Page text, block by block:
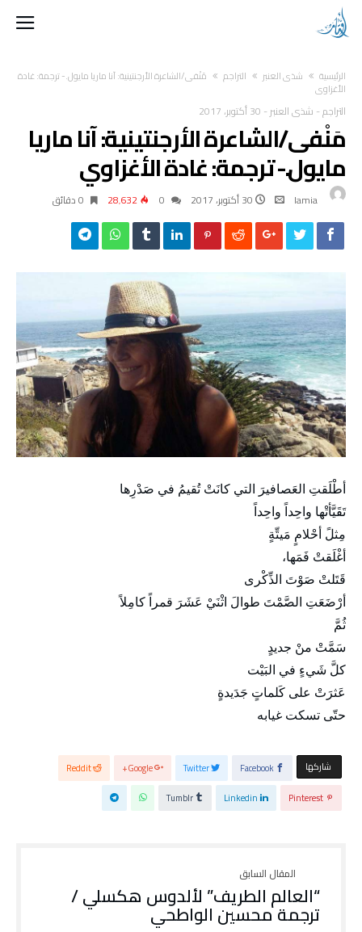
‫الرئيسية‬ شذى العنبر التراجم
مَنْفى/الشاعرة الأرجنتينية: آنا ماريا مايول.- ترجمة: غادة
الأغزاوي
التراجم- شذى العنبر- 30 أكتوبر، 2017
مَنْفى/الشاعرة الأرجنتينية: آنا ماريا
مايول.- ترجمة: غادة الأغزاوي
lamia 30 أكتوبر، 2017 28٬632 0 ‫دقائق‬
أطْلَقتِ العَصافيرَ التي كانَتْ تُقيمُ في صَدْرِها
تَقَيَّأتْها واحِداً واحِداً
مِثلً أحْلامٍ مَيتِّةٍ
أغْلَقتْ فَمَها،
قَتَلتْ صَوْتَ الذِّكْرى
أرْضَعَتِ الصَّمْتَ طوالَ اثْنَيْ عَشَرَ قمراً كامِلاً
ثُمَّ
سَمَّتْ منْ جديدٍ
كلَّ شَيءٍ في البَيْت
عَثرَتْ على كَلماتٍ جَدَيدةٍ
حتّى تسكت غيابه
‫‫ شاركها‬ Facebook
Twitter
Google+
Reddit
Pinterest
Linkedin
Tumblr
“العالم الطريف” لألدوس هكسلي /
ترجمة محسين الواطحي